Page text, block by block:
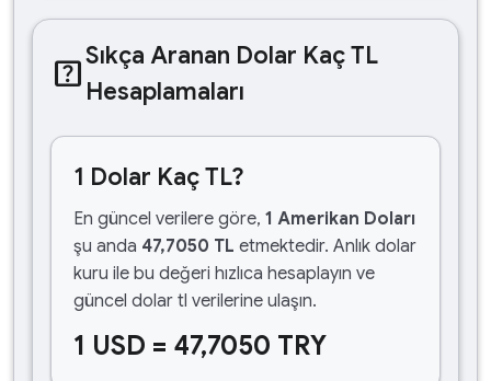
help_centerSıkça Aranan Dolar Kaç TL
Hesaplamaları
1 Dolar Kaç TL?
En güncel verilere göre, 1 Amerikan Doları
şu anda 47,7050 TL etmektedir. Anlık dolar
kuru ile bu değeri hızlıca hesaplayın ve
güncel dolar tl verilerine ulaşın.
1 USD = 47,7050 TRY